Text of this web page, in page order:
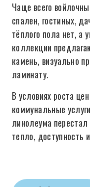
Чаще всего
спален, гостиных,
тёплого пола нет, а
коллекции
камень, визуально
ламинату.
В условиях роста
коммунальные
линолеума
тепло, доступность